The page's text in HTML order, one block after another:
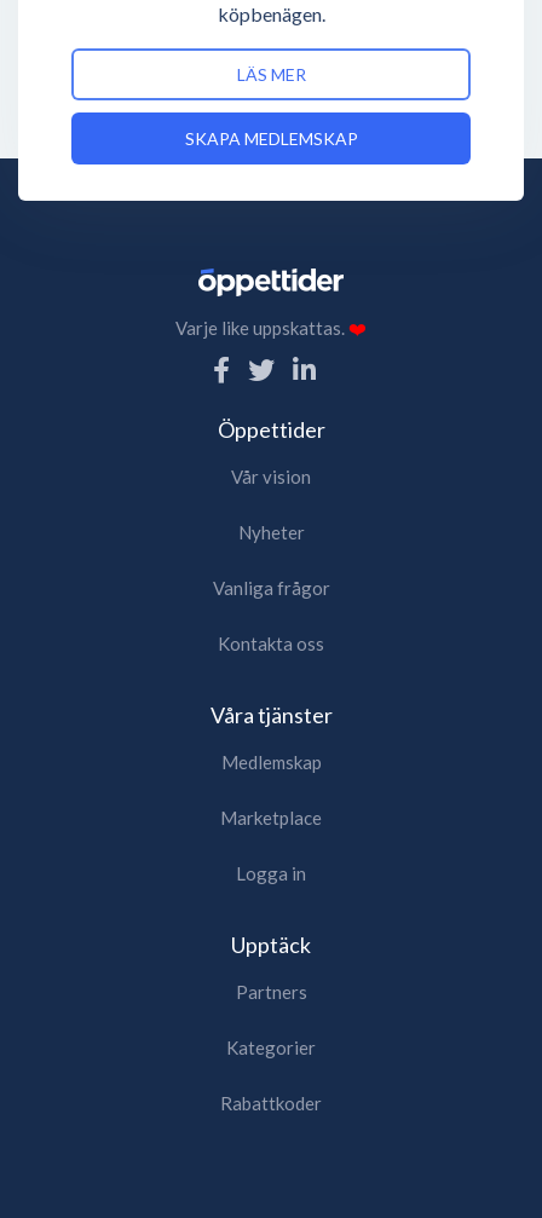
köpbenägen.
LÄS MER
SKAPA MEDLEMSKAP
Varje like uppskattas.❤️
Öppettider
Vår vision
Nyheter
Vanliga frågor
Kontakta oss
Våra tjänster
Medlemskap
Marketplace
Logga in
Upptäck
Partners
Kategorier
Rabattkoder